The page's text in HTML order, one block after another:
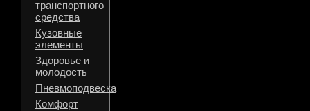
транспортного
средства
Кузовные
элементы
Здоровье и
молодость
Пневмоподвеска
Комфорт